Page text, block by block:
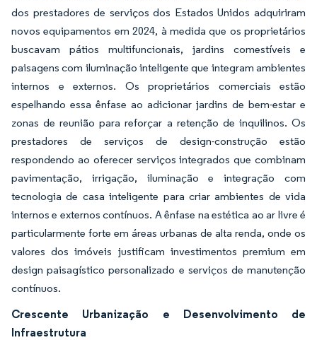
dos prestadores de serviços dos Estados Unidos adquiriram
novos equipamentos em 2024, à medida que os proprietários
buscavam pátios multifuncionais, jardins comestíveis e
paisagens com iluminação inteligente que integram ambientes
internos e externos. Os proprietários comerciais estão
espelhando essa ênfase ao adicionar jardins de bem-estar e
zonas de reunião para reforçar a retenção de inquilinos. Os
prestadores de serviços de design-construção estão
respondendo ao oferecer serviços integrados que combinam
pavimentação, irrigação, iluminação e integração com
tecnologia de casa inteligente para criar ambientes de vida
internos e externos contínuos. A ênfase na estética ao ar livre é
particularmente forte em áreas urbanas de alta renda, onde os
valores dos imóveis justificam investimentos premium em
design paisagístico personalizado e serviços de manutenção
contínuos.
Crescente Urbanização e Desenvolvimento de
Infraestrutura